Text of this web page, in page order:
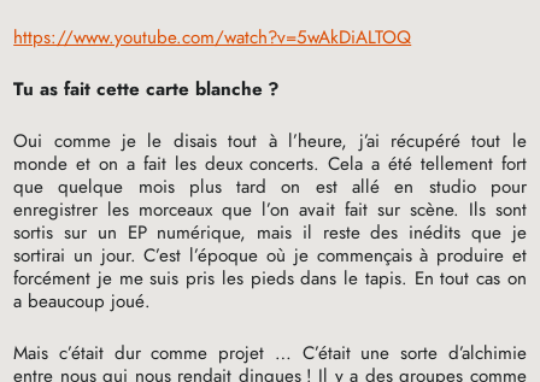
https://www.youtube.com/watch?v=5wAkDiALTOQ
Tu as fait cette carte blanche ?
Oui comme je le disais tout à l’heure, j’ai récupéré tout le
monde et on a fait les deux concerts. Cela a été tellement fort
que quelque mois plus tard on est allé en studio pour
enregistrer les morceaux que l’on avait fait sur scène. Ils sont
sortis sur un EPnumérique, mais il reste des inédits que je
sortirai un jour. C’est l’époque où je commençais à produire et
forcément je me suis pris les pieds dans le tapis. En tout cas on
a beaucoup joué.
Mais c’était dur comme projet … C’était une sorte d’alchimie
entre nous qui nous rendait dingues ! Il y a des groupes comme